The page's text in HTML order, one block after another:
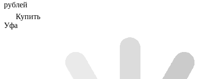
рублей
Купить
Уфа